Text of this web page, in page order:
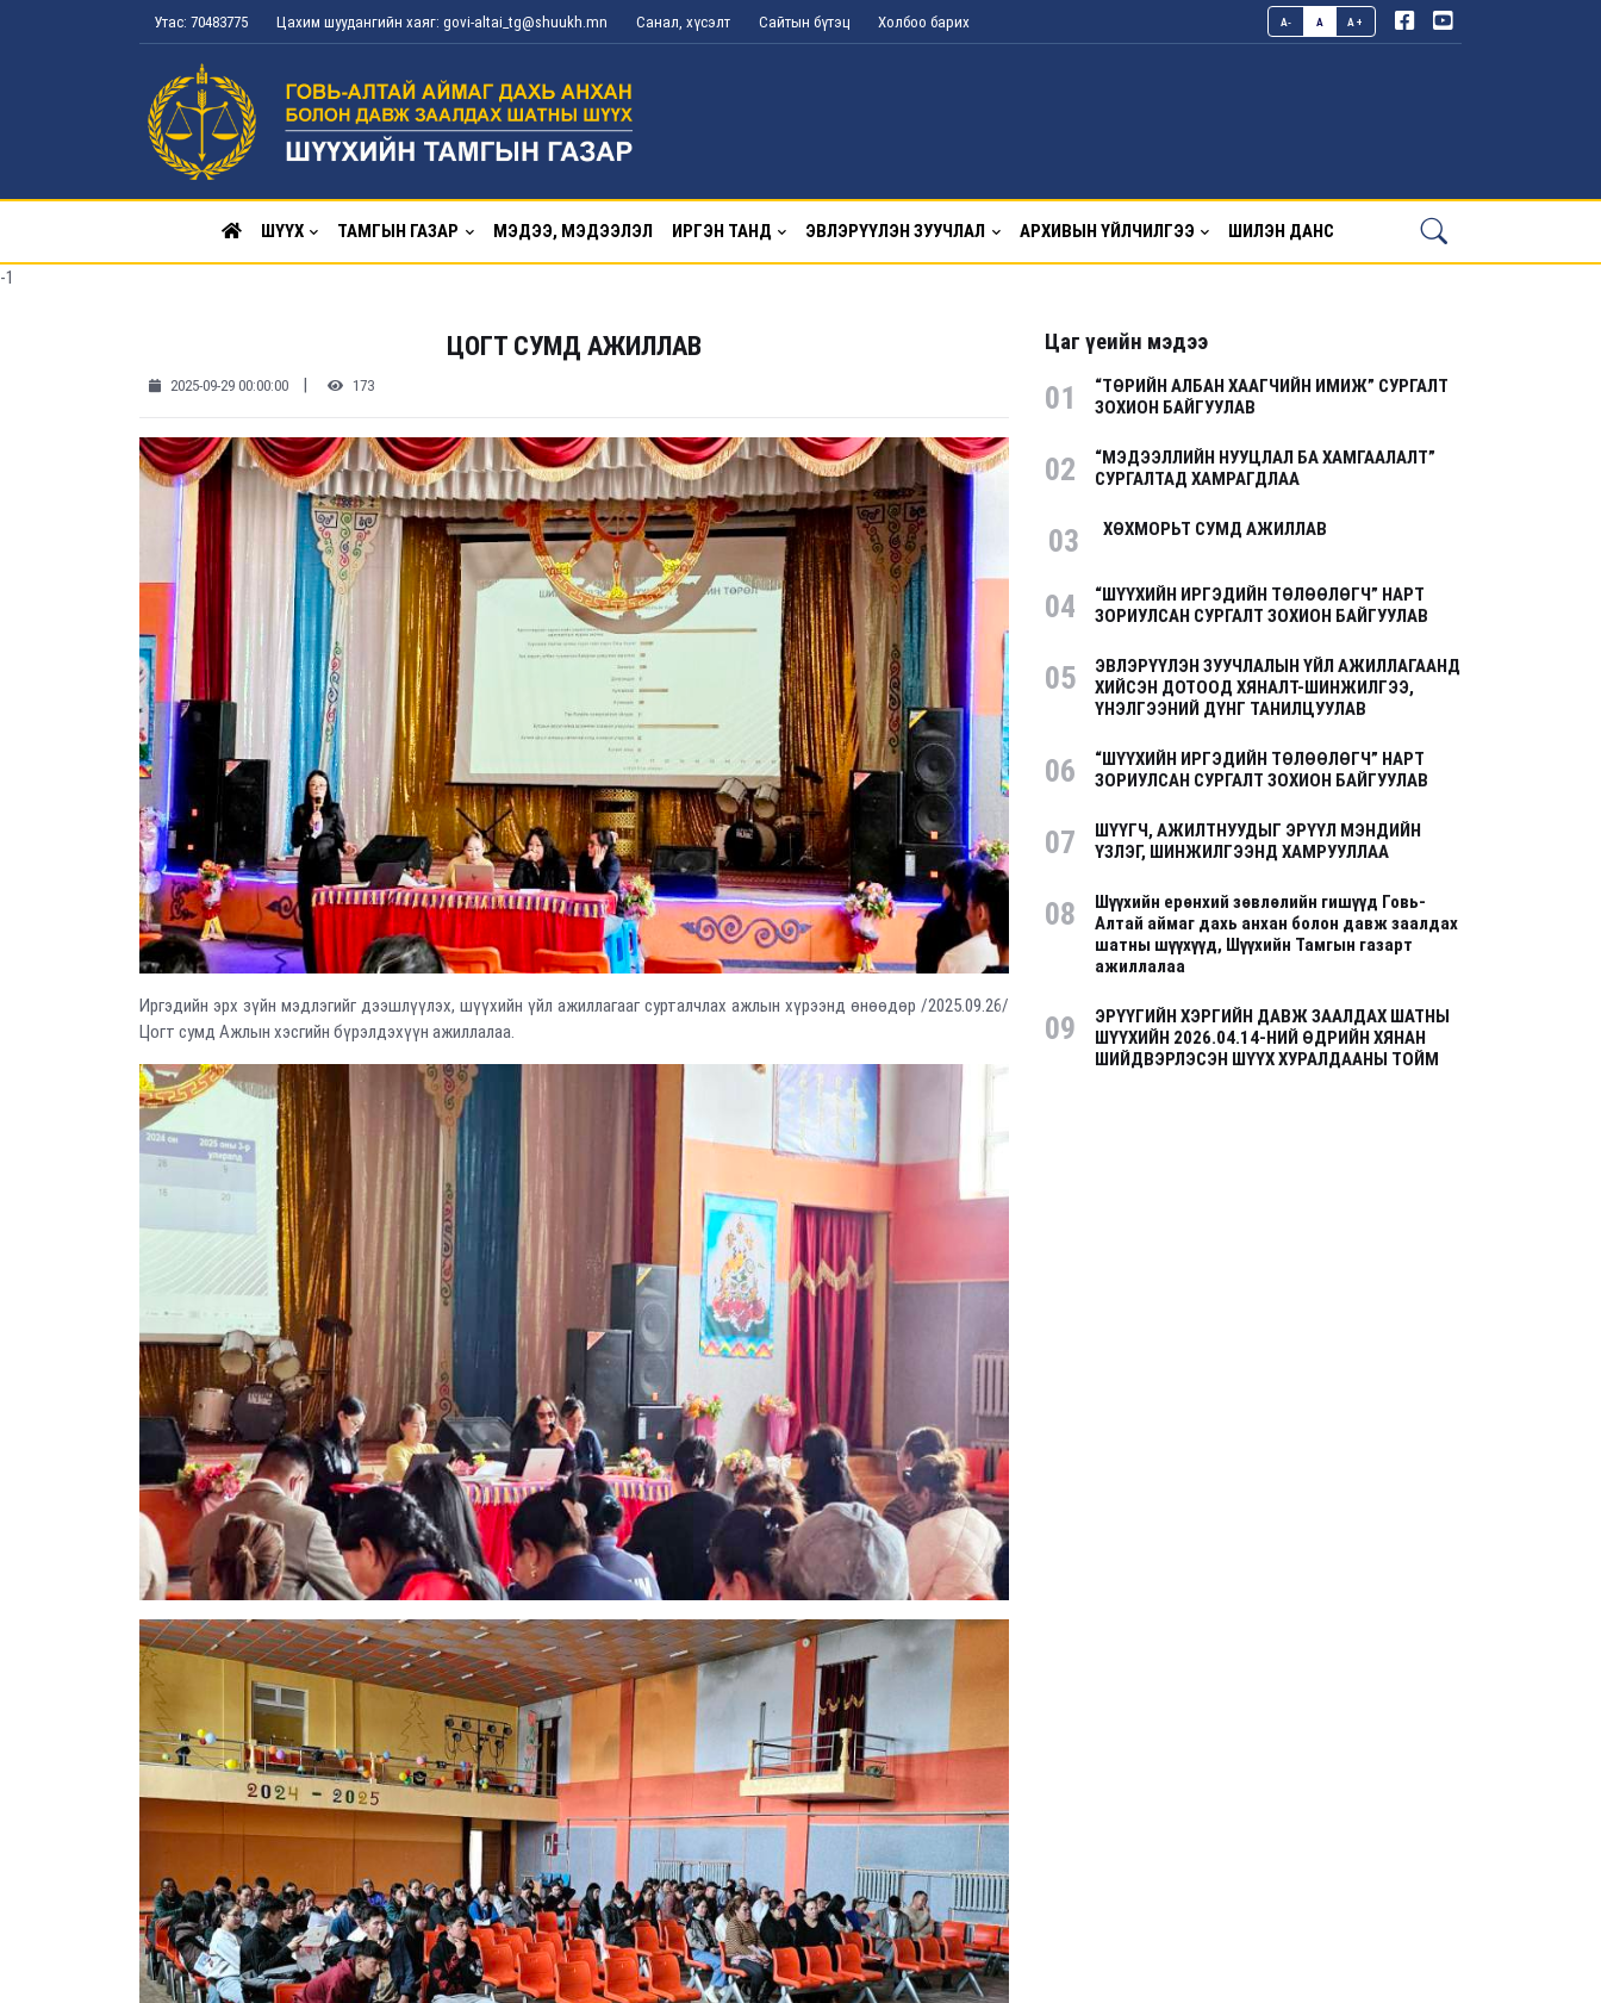
Утас: 70483775 Цахим шуудангийн хаяг: govi-altai_tg@shuukh.mn Санал, хүсэлт Сайтын бүтэц Холбоо барих A- A A+
ШҮҮХ ТАМГЫН ГАЗАР МЭДЭЭ, МЭДЭЭЛЭЛ ИРГЭН ТАНД ЭВЛЭРҮҮЛЭН ЗУУЧЛАЛ АРХИВЫН ҮЙЛЧИЛГЭЭ ШИЛЭН ДАНС
-1
ЦОГТ СУМД АЖИЛЛАВ
2025-09-29 00:00:00 | 173
Иргэдийн эрх зүйн мэдлэгийг дээшлүүлэх, шүүхийн үйл ажиллагааг сурталчлах ажлын хүрээнд өнөөдөр /2025.09.26/
Цогт сумд Ажлын хэсгийн бүрэлдэхүүн ажиллалаа.
Цаг үеийн мэдээ
01
“ТӨРИЙН АЛБАН ХААГЧИЙН ИМИЖ” СУРГАЛТ
ЗОХИОН БАЙГУУЛАВ
02
“МЭДЭЭЛЛИЙН НУУЦЛАЛ БА ХАМГААЛАЛТ”
СУРГАЛТАД ХАМРАГДЛАА
03 ХӨХМОРЬТ СУМД АЖИЛЛАВ
04
“ШҮҮХИЙН ИРГЭДИЙН ТӨЛӨӨЛӨГЧ” НАРТ
ЗОРИУЛСАН СУРГАЛТ ЗОХИОН БАЙГУУЛАВ
05
ЭВЛЭРҮҮЛЭН ЗУУЧЛАЛЫН ҮЙЛ АЖИЛЛАГААНД
ХИЙСЭН ДОТООД ХЯНАЛТ-ШИНЖИЛГЭЭ,
ҮНЭЛГЭЭНИЙ ДҮНГ ТАНИЛЦУУЛАВ
06
“ШҮҮХИЙН ИРГЭДИЙН ТӨЛӨӨЛӨГЧ” НАРТ
ЗОРИУЛСАН СУРГАЛТ ЗОХИОН БАЙГУУЛАВ
07
ШҮҮГЧ, АЖИЛТНУУДЫГ ЭРҮҮЛ МЭНДИЙН
ҮЗЛЭГ, ШИНЖИЛГЭЭНД ХАМРУУЛЛАА
08
Шүүхийн ерөнхий зөвлөлийн гишүүд Говь-
Алтай аймаг дахь анхан болон давж заалдах
шатны шүүхүүд, Шүүхийн Тамгын газарт
ажиллалаа
09
ЭРҮҮГИЙН ХЭРГИЙН ДАВЖ ЗААЛДАХ ШАТНЫ
ШҮҮХИЙН 2026.04.14-НИЙ ӨДРИЙН ХЯНАН
ШИЙДВЭРЛЭСЭН ШҮҮХ ХУРАЛДААНЫ ТОЙМ